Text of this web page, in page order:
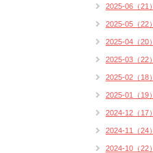
2025-06（21）
2025-05（22）
2025-04（20）
2025-03（22）
2025-02（18）
2025-01（19）
2024-12（17）
2024-11（24）
2024-10（22）